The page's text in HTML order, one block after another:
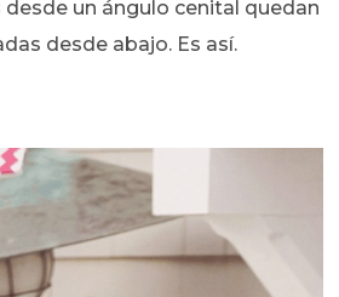
un ángulo cenital quedan
desde abajo. Es así.